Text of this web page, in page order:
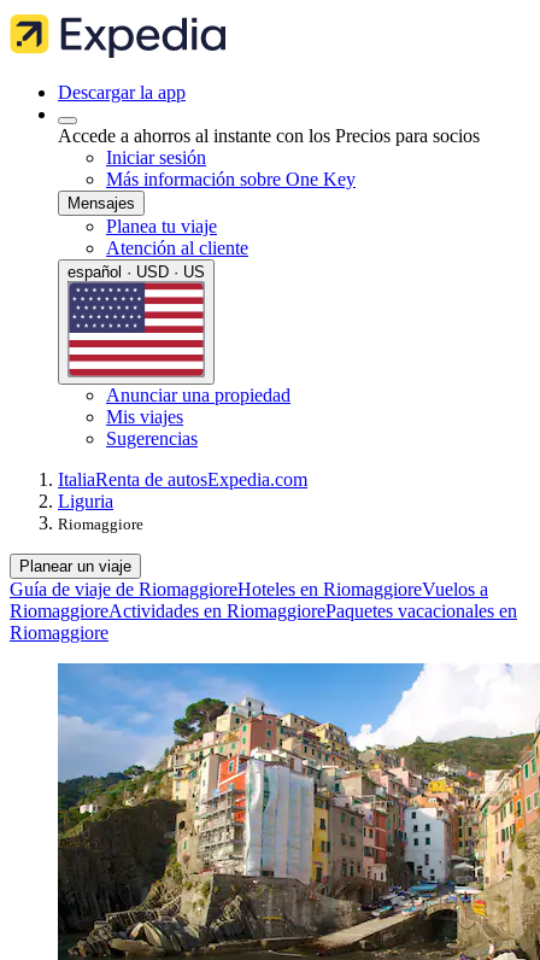
Descargar la app
Accede a ahorros al instante con los Precios para socios
Iniciar sesión
Más información sobre One Key
Mensajes
Planea tu viaje
Atención al cliente
español · USD · US
Anunciar una propiedad
Mis viajes
Sugerencias
ItaliaRenta de autosExpedia.com
Liguria
Riomaggiore
Planear un viaje
Guía de viaje de RiomaggioreHoteles en RiomaggioreVuelos a
RiomaggioreActividades en RiomaggiorePaquetes vacacionales en
Riomaggiore